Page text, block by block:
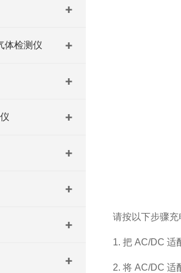
体检测仪
请按以下步骤充
1. 把 AC/DC 适
2. 将 AC/DC 适